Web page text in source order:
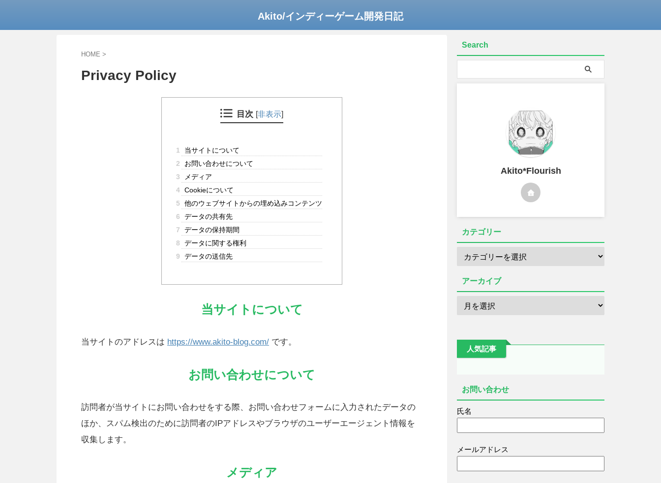
Akito/インディーゲーム開発日記
HOME >
Privacy Policy
目次 [非表示]
1
当サイトについて
2
お問い合わせについて
3
メディア
4 Cookieについて
5
他のウェブサイトからの埋め込みコンテンツ
6
データの共有先
7
データの保持期間
8
データに関する権利
9
データの送信先
当サイトについて
当サイトのアドレスは https://www.akito-blog.com/ です。
お問い合わせについて
訪問者が当サイトにお問い合わせをする際、お問い合わせフォームに入力されたデータの
ほか、スパム検出のために訪問者のIPアドレスやブラウザのユーザーエージェント情報を
収集します。
メディア
Search
Akito*Flourish
カテゴリー
アーカイブ
人気記事
お問い合わせ
氏名
メールアドレス